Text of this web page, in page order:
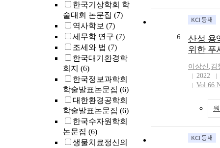
한국기상학회 학
술대회 논문집 (7)
역사학보 (7)
세무학 연구 (7)
조세와 법 (7)
한국대기환경학
회지 (6)
한국정보과학회
학술발표논문집 (6)
대한환경공학회
학술발표논문집 (6)
한국수자원학회
논문집 (6)
생물치료정신의
excitation.
the
more
increases.
assessed
for their
week
consisted
≥4. The
regression
total of
6
산성 용
위한 푸
이상신 ,김
2022
Vol.66